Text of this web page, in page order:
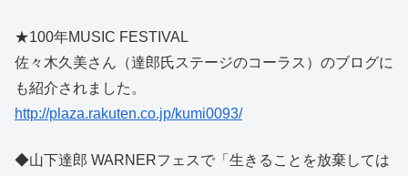
★100年MUSIC FESTIVAL
佐々木久美さん（達郎氏ステージのコーラス）のブログに
も紹介されました。
http://plaza.rakuten.co.jp/kumi0093/
◆山下達郎 WARNERフェスで「生きることを放棄しては